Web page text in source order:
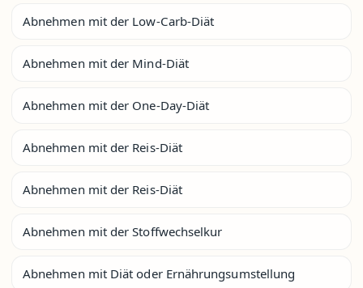
Abnehmen mit der Low-Carb-Diät
Abnehmen mit der Mind-Diät
Abnehmen mit der One-Day-Diät
Abnehmen mit der Reis-Diät
Abnehmen mit der Reis-Diät
Abnehmen mit der Stoffwechselkur
Abnehmen mit Diät oder Ernährungsumstellung